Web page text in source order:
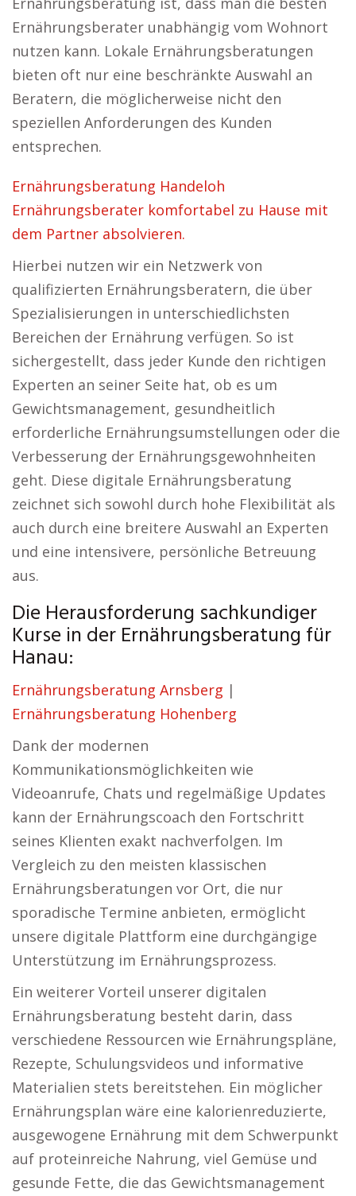
Ernährungsberater unabhängig vom Wohnort
nutzen kann. Lokale Ernährungsberatungen
bieten oft nur eine beschränkte Auswahl an
Beratern, die möglicherweise nicht den
speziellen Anforderungen des Kunden
entsprechen.
Ernährungsberatung Handeloh
Ernährungsberater komfortabel zu Hause mit
dem Partner absolvieren.
Hierbei nutzen wir ein Netzwerk von
qualifizierten Ernährungsberatern, die über
Spezialisierungen in unterschiedlichsten
Bereichen der Ernährung verfügen. So ist
sichergestellt, dass jeder Kunde den richtigen
Experten an seiner Seite hat, ob es um
Gewichtsmanagement, gesundheitlich
erforderliche Ernährungsumstellungen oder die
Verbesserung der Ernährungsgewohnheiten
geht. Diese digitale Ernährungsberatung
zeichnet sich sowohl durch hohe Flexibilität als
auch durch eine breitere Auswahl an Experten
und eine intensivere, persönliche Betreuung
aus.
Die Herausforderung sachkundiger
Kurse in der Ernährungsberatung für
Hanau:
Ernährungsberatung Arnsberg |
Ernährungsberatung Hohenberg
Dank der modernen
Kommunikationsmöglichkeiten wie
Videoanrufe, Chats und regelmäßige Updates
kann der Ernährungscoach den Fortschritt
seines Klienten exakt nachverfolgen. Im
Vergleich zu den meisten klassischen
Ernährungsberatungen vor Ort, die nur
sporadische Termine anbieten, ermöglicht
unsere digitale Plattform eine durchgängige
Unterstützung im Ernährungsprozess.
Ein weiterer Vorteil unserer digitalen
Ernährungsberatung besteht darin, dass
verschiedene Ressourcen wie Ernährungspläne,
Rezepte, Schulungsvideos und informative
Materialien stets bereitstehen. Ein möglicher
Ernährungsplan wäre eine kalorienreduzierte,
ausgewogene Ernährung mit dem Schwerpunkt
auf proteinreiche Nahrung, viel Gemüse und
gesunde Fette, die das Gewichtsmanagement